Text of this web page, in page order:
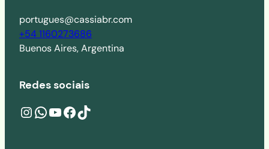
portugues@cassiabr.com
+54 1160273686
Buenos Aires, Argentina
Redes sociais
Instagramwa.me/541160273686 YouTube Facebook TikTok